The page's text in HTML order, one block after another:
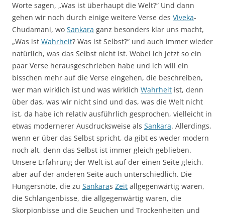
Worte sagen, „Was ist überhaupt die Welt?“ Und dann
gehen wir noch durch einige weitere Verse des Viveka-
Chudamani, wo Sankara ganz besonders klar uns macht,
„Was ist Wahrheit? Was ist Selbst?“ und auch immer wieder
natürlich, was das Selbst nicht ist. Wobei ich jetzt so ein
paar Verse herausgeschrieben habe und ich will ein
bisschen mehr auf die Verse eingehen, die beschreiben,
wer man wirklich ist und was wirklich Wahrheit ist, denn
über das, was wir nicht sind und das, was die Welt nicht
ist, da habe ich relativ ausführlich gesprochen, vielleicht in
etwas modernerer Ausdrucksweise als Sankara. Allerdings,
wenn er über das Selbst spricht, da gibt es weder modern
noch alt, denn das Selbst ist immer gleich geblieben.
Unsere Erfahrung der Welt ist auf der einen Seite gleich,
aber auf der anderen Seite auch unterschiedlich. Die
Hungersnöte, die zu Sankaras Zeit allgegenwärtig waren,
die Schlangenbisse, die allgegenwärtig waren, die
Skorpionbisse und die Seuchen und Trockenheiten und